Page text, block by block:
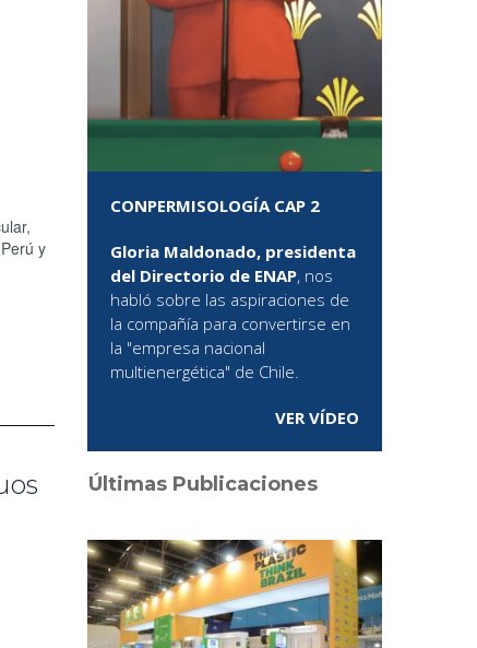
y
CONPERMISOLOGÍA CAP 2
Gloria Maldonado, presidenta
del Directorio de ENAP, nos
habló sobre las aspiraciones de
la compañía para convertirse en
la "empresa nacional
multienergética" de Chile.
VER VÍDEO
Últimas Publicaciones